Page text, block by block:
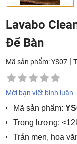
Lavabo
Để Bàn
Mã sản phẩm: YS07 |
Mời bạn viết bình luận
Mã sản phẩm:
Trọng lượng:
Trán men, hoa